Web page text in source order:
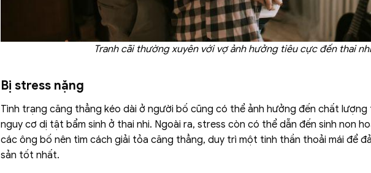
Tranh cãi thường xuyên với vợ ảnh hưởng tiêu cực đến thai
Bị stress nặng
Tình trạng căng thẳng kéo dài ở người bố cũng có thể ảnh hưởng đến chất
nguy cơ dị tật bẩm sinh ở thai nhi. Ngoài ra, stress còn có thể dẫn đến sinh non
các ông bố nên tìm cách giải tỏa căng thẳng, duy trì một tinh thần thoải mái để
sản tốt nhất.